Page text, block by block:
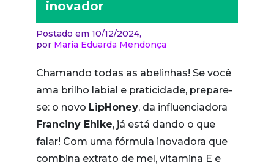
inovador
Postado em 10/12/2024,
por Maria Eduarda Mendonça
Chamando todas as abelinhas! Se você
ama brilho labial e praticidade, prepare-
se: o novo LipHoney, da influenciadora
Franciny Ehlke, já está dando o que
falar! Com uma fórmula inovadora que
combina extrato de mel, vitamina E e